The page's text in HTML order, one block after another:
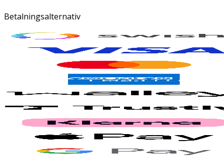
Betalningsalternativ